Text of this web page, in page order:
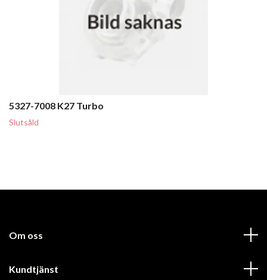
5327-7008 K27 Turbo
Slutsåld
Om oss
Kundtjänst